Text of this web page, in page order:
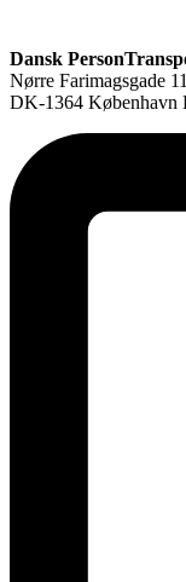
Dansk
Nørre Farimagsgade
DK-1364 København